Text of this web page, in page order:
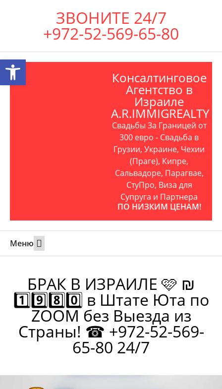
ЗВОНИТЕ 24/7
+972-52-569-65-80
Консалтинговое
Агентство в
Израиле
A.R.IMMIGREALTY
Свадьбы За Границей от
300 евро - Свадьба в
Грузии, Украине, Чехии
(Праге), Кипре,
Сальвадоре, Парагвае,
СтуПро, Виза для
Супруга и Партнера
ПО НИЗКИМ ЦЕНАМ!
Меню
БРАК В ИЗРАИЛЕ 🩷 ₪
1️⃣9️⃣8️⃣0️⃣ в Штате Юта по
ZOOM без Выезда из
Страны! ☎ +972-52-569-
65-80 24/7
Открыть панель инструментов